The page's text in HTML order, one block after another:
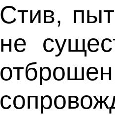
Стив,
не